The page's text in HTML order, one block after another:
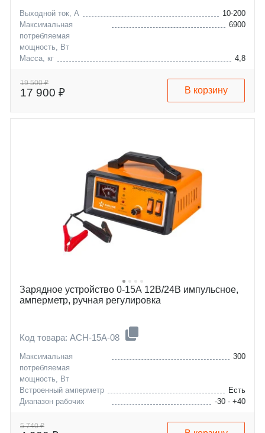
Выходной ток, А
10-200
Максимальная
потребляемая
мощность, Вт
6900
Масса, кг
4,8
19 500 ₽
17 900 ₽ В корзину
Зарядное устройство 0-15А 12В/24В импульсное,
амперметр, ручная регулировка
Код товара: ACH-15A-08
Максимальная
потребляемая
мощность, Вт
300
Встроенный амперметр
Есть
Диапазон рабочих
-30 - +40
Максимальная емкость
200
5 740 ₽